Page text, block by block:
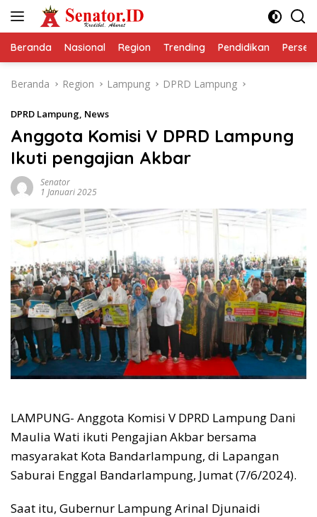
Beranda Nasional Region Trending Pendidikan
Beranda Region Lampung DPRD Lampung
DPRD Lampung, News
Anggota Komisi V DPRD Lampung
Ikuti pengajian Akbar
Senator
1 Januari 2025
LAMPUNG- Anggota Komisi V DPRD Lampung Dani
Maulia Wati ikuti Pengajian Akbar bersama
masyarakat Kota Bandarlampung, di Lapangan
Saburai Enggal Bandarlampung, Jumat (7/6/2024).
Saat itu, Gubernur Lampung Arinal Djunaidi